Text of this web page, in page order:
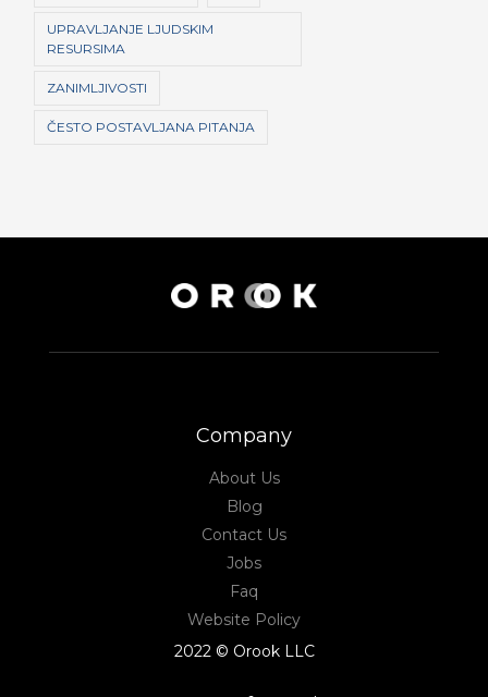
UPRAVLJANJE LJUDSKIM
RESURSIMA
ZANIMLJIVOSTI
ČESTO POSTAVLJANA PITANJA
Company
About Us
Blog
Contact Us
Jobs
Faq
Website Policy
2022 © Orook LLC